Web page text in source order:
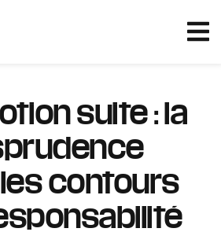
suite : la
contours